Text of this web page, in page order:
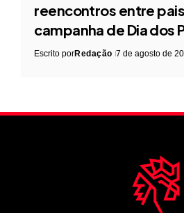
reencontros entre
campanha de Dia dos
Escrito porRedação 7 de agosto de